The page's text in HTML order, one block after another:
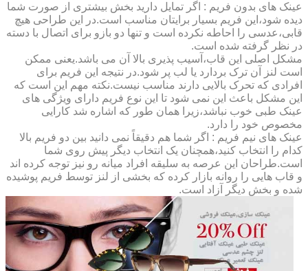
عینک های بدون فریم : اگر تمایل دارید بخش بیشتری از صورت شما
دیده شود،این فریم بسیار برایتان مناسب است.در این طراحی هیچ
قابی،عدسی را احاطه نکرده است و تنها دو بازو برای اتصال با دسته
در نظر گرفته شده است.
مشکل اصلی این قاب،آسیب پذیری بالا آن می باشد.یعنی ممکن
است لنز آن ترک بردارد یا لب پر شود.در نتیجه این فریم برای
افرادی که تحرک بالایی دارند مناسب نیست.نکته مهم این است که
این مشکل باعث این نمی شود تا این نوع فریم دارای ویژگی های
عینک طبی خوب نباشد،زیرا همان طور که اشاره شد کارایی
مخصوص خود را دارد.
عینک های نیم فریم : اگر شما هم دقیقاً نمی دانید بین دو فریم بالا
کدام را انتخاب کنید،همچنان یک انتخاب دیگر پیش روی شما
است.طراحان این عرصه به سلیقه افراد میانه رو نیز توجه کرده اند
و قاب هایی را روانه بازار کرده که بخشی از لنز توسط فریم پوشیده
شده و بخش دیگر آزاد است.